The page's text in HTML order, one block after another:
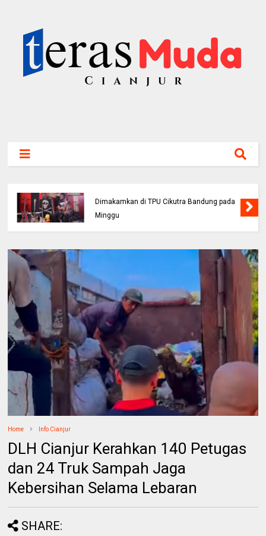
Cikondang Kini Rp100 Ribu? Ini Penjelasan
Pengelola
Home Info Cianjur
DLH Cianjur Kerahkan 140 Petugas
dan 24 Truk Sampah Jaga
Kebersihan Selama Lebaran
SHARE: